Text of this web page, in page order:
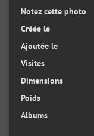
Notez cette photo
Créée le
Ajoutée le
Visites
Dimensions
Poids
Albums